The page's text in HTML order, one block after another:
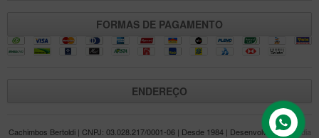
FORMAS DE PAGAMENTO
ENDEREÇO
Cachimbos Bertoldi | CNPJ: 03.028.217/0001-06 | Desde 1984 | Desenvolvido porMídia